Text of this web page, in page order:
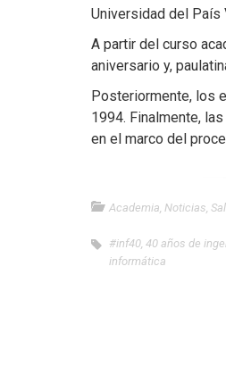
Universidad del País
A partir del curso
aniversario y,
Posteriormente, los
1994. Finalmente,
en el marco del
Academia, Noticias,
#inf40, 40 años de
informática